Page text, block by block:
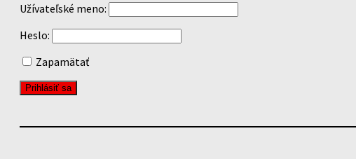
Užívateľské meno:
Heslo:
Zapamätať